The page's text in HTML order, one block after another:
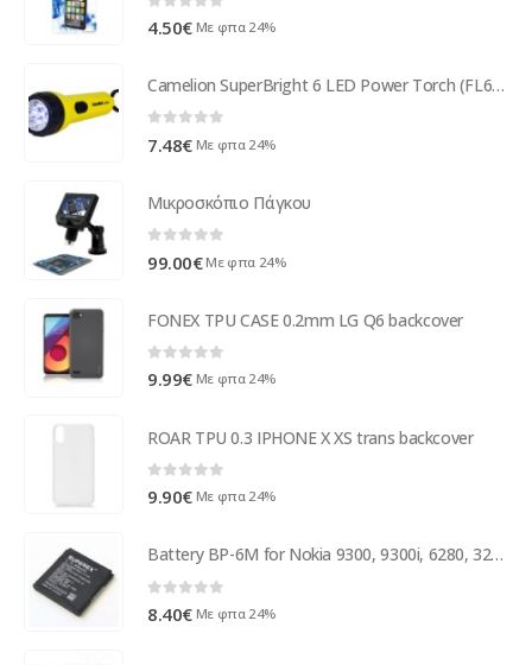
4.50€ Με φπα 24%
Camelion SuperBright 6 LED Power Torch (FL6L2D2R20P)
7.48€ Με φπα 24%
Μικροσκόπιο Πάγκου
99.00€ Με φπα 24%
FONEX TPU CASE 0.2mm LG Q6 backcover
0 out of 5
9.99€ Με φπα 24%
ROAR TPU 0.3 IPHONE X XS trans backcover
0 out of 5
9.90€ Με φπα 24%
Battery BP-6M for Nokia 9300, 9300i, 6280, 3250, 6233
0 out of 5
8.40€ Με φπα 24%